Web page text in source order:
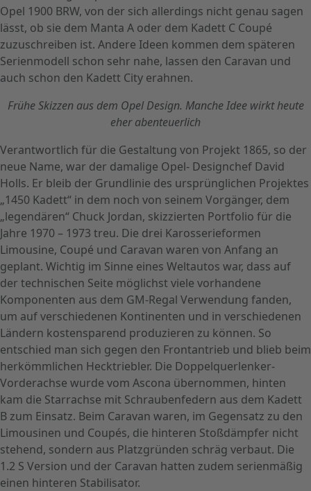
Opel 1900 BRW, von der sich allerdings nicht genau sagen
lässt, ob sie dem Manta A oder dem Kadett C Coupé
zuzuschreiben ist. Andere Ideen kommen dem späteren
Serienmodell schon sehr nahe, lassen den Caravan und
auch schon den Kadett City erahnen.
Frühe Skizzen aus dem Opel Design. Manche Idee wirkt heute
eher abenteuerlich
Verantwortlich für die Gestaltung von Projekt 1865, so der
neue Name, war der damalige Opel- Designchef David
Holls. Er bleib der Grundlinie des ursprünglichen Projektes
„1450 Kadett“ in dem noch von seinem Vorgänger, dem
„legendären“ Chuck Jordan, skizzierten Portfolio für die
Jahre 1970 – 1973 treu. Die drei Karosserieformen
Limousine, Coupé und Caravan waren von Anfang an
geplant. Wichtig im Sinne eines Weltautos war, dass auf
der technischen Seite möglichst viele vorhandene
Komponenten aus dem GM-Regal Verwendung fanden,
um auf verschiedenen Kontinenten und in verschiedenen
Ländern kostensparend produzieren zu können. So
entschied man sich gegen den Frontantrieb und blieb beim
herkömmlichen Hecktriebler. Die Doppelquerlenker-
Vorderachse wurde vom Ascona übernommen, hinten
kam die Starrachse mit Schraubenfedern aus dem Kadett
B zum Einsatz. Beim Caravan waren, im Gegensatz zu den
Limousinen und Coupés, die hinteren Stoßdämpfer nicht
stehend, sondern aus Platzgründen schräg verbaut. Die
1.2 S Version und der Caravan hatten zudem serienmäßig
einen hinteren Stabilisator.